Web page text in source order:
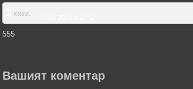
каза:
555
Вашият коментар